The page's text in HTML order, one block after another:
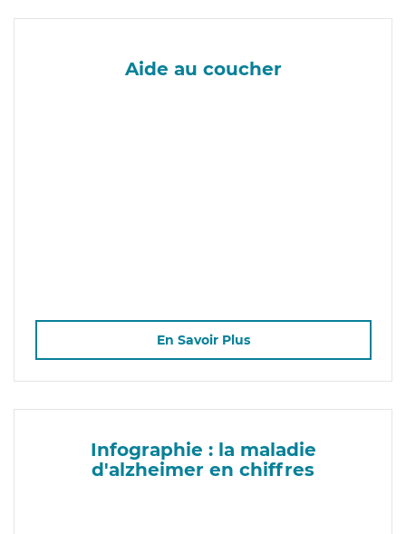
Aide au coucher
En Savoir Plus
Infographie : la maladie
d'alzheimer en chiffres